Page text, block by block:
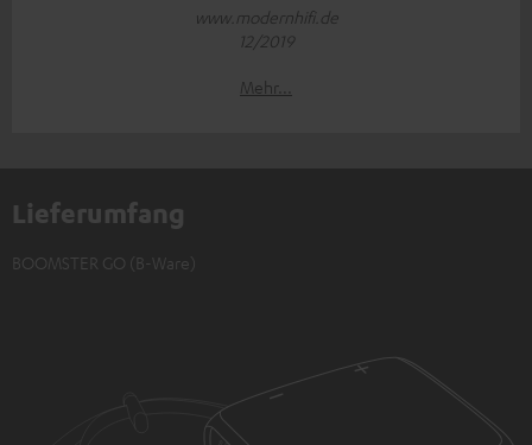
www.modernhifi.de
12/2019
Mehr...
Lieferumfang
BOOMSTER GO (B-Ware)